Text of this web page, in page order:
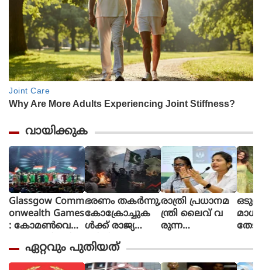
വായിക്കുക
Glassgow Comm
onwealth Games
: കോമൺവെൽ
ഗ്ലാസ്ഗോയിൽ
കൊടിയിറങ്ങി,
ഭരണം തകര്‍ന്നു,
കോക്രോച്ചുക
ള്‍ക്ക് രാജ്യത്തെ
മറിച്ചിടാന്‍ ക
ഴിയും:
പാകിസ്ഥാന്‍ ആ
രാത്രി പ്രധാനമ
ന്ത്രി ലൈവ് വ
രുന്ന
ലീവ് പ്ര
ഖ്യാപിക്കേണ്ടത്, തി
ഏറ്റവും പുതിയത്